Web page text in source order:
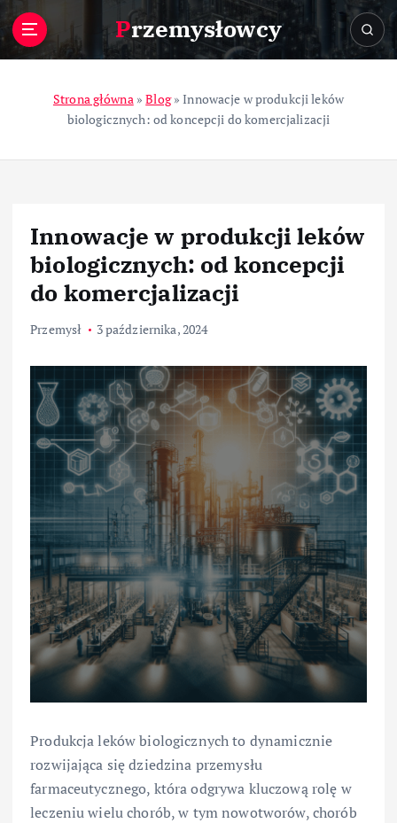
Przemysłowcy
Strona główna»Blog»Innowacje w produkcji leków
biologicznych: od koncepcji do komercjalizacji
Innowacje w produkcji leków
biologicznych: od koncepcji
do komercjalizacji
Przemysł 3 października, 2024
Produkcja leków biologicznych to dynamicznie
rozwijająca się dziedzina przemysłu
farmaceutycznego, która odgrywa kluczową rolę w
leczeniu wielu chorób, w tym nowotworów, chorób